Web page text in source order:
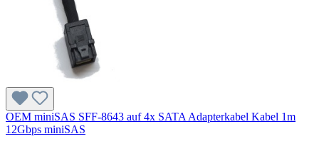
OEM miniSAS SFF-8643 auf 4x SATA Adapterkabel Kabel 1m
12Gbps miniSAS